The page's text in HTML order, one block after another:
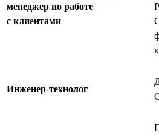
менеджер по работе
с клиентами
Инженер-технолог